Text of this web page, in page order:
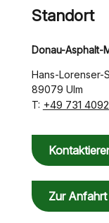
Standort
Donau-Asphalt-
Hans-Lorenser-
89079 Ulm
T: +49 731
Zur